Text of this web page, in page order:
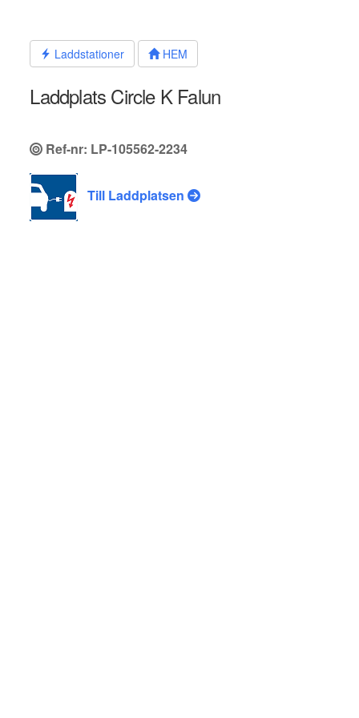
innehållet Laddstationer HEM
Laddplats Circle K Falun
Ref-nr: LP-105562-2234
Till Laddplatsen